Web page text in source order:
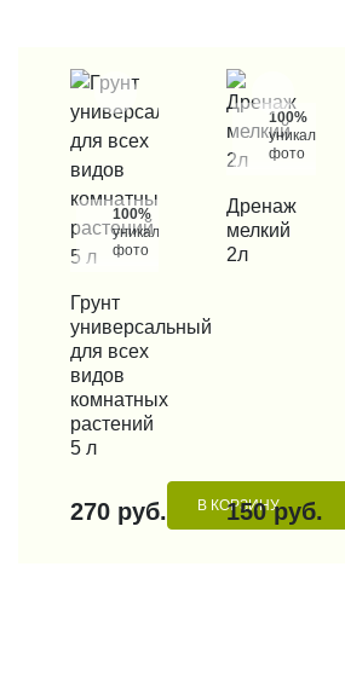
100%
уникальные
фото
КУПИТЬ В 1 КЛИК
Грунт
универсальный
для всех
видов
комнатных
растений
5 л
270 руб. В КОРЗИНУ
100%
уникальные
фото
КУПИТЬ В 1 КЛИК
Дренаж
мелкий
2л
150 руб.